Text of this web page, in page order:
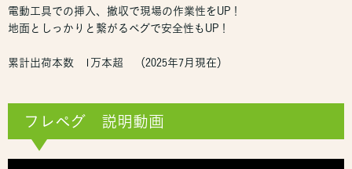
電動工具での挿入、撤収で現場の作業性をUP！
地面としっかりと繋がるペグで安全性もUP！
累計出荷本数 1万本超 （2025年7月現在）
フレペグ 説明動画